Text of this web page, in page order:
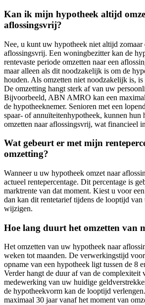
Kan ik mijn hypotheek altijd
aflossingsvrij?
Nee, u kunt uw hypotheek niet altijd zomaar
aflossingsvrij. Een woningbezitter kan de
rentevaste periode omzetten naar een
maar alleen als dit noodzakelijk is om de
houden. Als omzetten niet noodzakelijk is,
De omzetting hangt sterk af van uw
Bijvoorbeeld, ABN AMRO kan een
de hypotheeknemer. Senioren met een
spaar- of annuïteitenhypotheek, kunnen hun
omzetten naar aflossingsvrij, wat financieel
Wat gebeurt er met mijn
omzetting?
Wanneer u uw hypotheek omzet naar
actueel rentepercentage. Dit percentage is
marktrente van dat moment. Kiest u voor
dan kan dit rentetarief tijdens de looptijd
wijzigen.
Hoe lang duurt het omzetten van
Het omzetten van uw hypotheek naar
weken tot maanden. De verwerkingstijd
opname van een hypotheek ligt tussen de 8
Verder hangt de duur af van de complexiteit
medewerking van uw huidige
de hypotheekvorm kan de looptijd
maximaal 30 jaar vanaf het moment van